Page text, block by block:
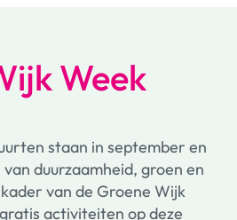
Week
staan in september en
duurzaamheid, groen en
van de Groene Wijk
activiteiten op deze